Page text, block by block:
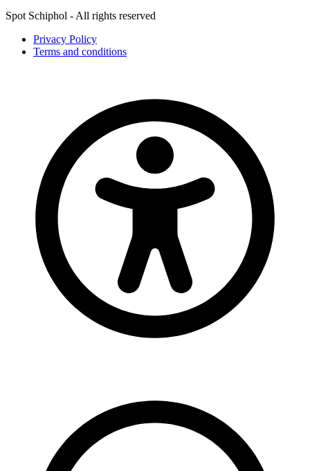
Spot Schiphol - All rights reserved
Privacy Policy
Terms and conditions